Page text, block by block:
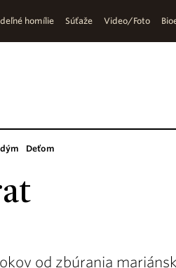
homílie Súťaže Video/Foto
Deťom
od zbúrania